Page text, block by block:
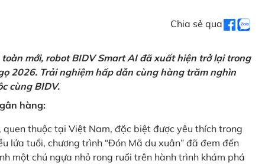
Chia sẻ qua
mới, robot BIDV Smart AI đã xuất hiện trở lại trong
2026. Trải nghiệm hấp dẫn cùng hàng trăm nghìn
cùng BIDV.
hàng:
thuộc tại Việt Nam, đặc biệt được yêu thích trong
lứa tuổi, chương trình “Đón Mã du xuân” đã đem đến
một chú ngựa nhỏ rong ruổi trên hành trình khám phá